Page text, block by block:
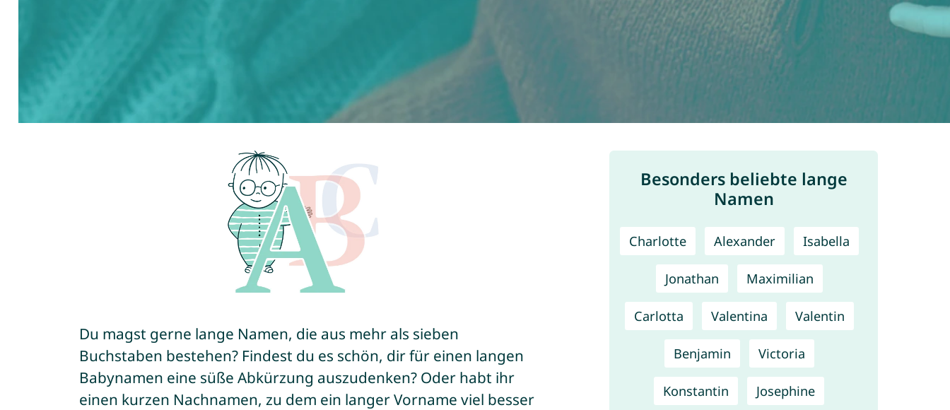
Du magst gerne lange Namen, die aus mehr als sieben
Buchstaben bestehen? Findest du es schön, dir für einen langen
Babynamen eine süße Abkürzung auszudenken? Oder habt ihr
einen kurzen Nachnamen, zu dem ein langer Vorname viel besser
Besonders beliebte lange
Namen
Charlotte Alexander Isabella
Jonathan Maximilian
Carlotta Valentina Valentin
Benjamin Victoria
Konstantin Josephine